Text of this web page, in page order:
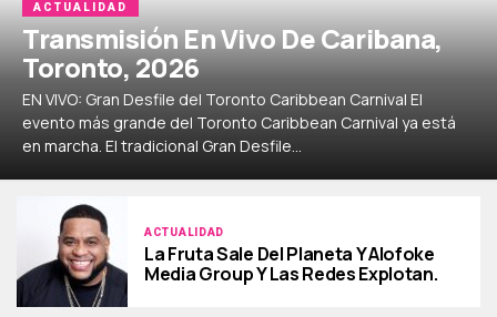
ACTUALIDAD
Transmisión En Vivo De Caribana,
Toronto, 2026
EN VIVO: Gran Desfile del Toronto Caribbean Carnival El
evento más grande del Toronto Caribbean Carnival ya está
en marcha. El tradicional Gran Desfile...
ACTUALIDAD
La Fruta Sale Del Planeta Y Alofoke
Media Group Y Las Redes Explotan.